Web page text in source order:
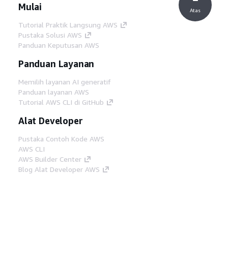
Mulai
Tutorial Praktik Langsung AWS
Pustaka Solusi AWS
Panduan Keputusan AWS
Panduan Layanan
Memilih layanan AI generatif
Panduan layanan AWS
Tutorial AWS CLI di GitHub
Alat Developer
Pustaka Contoh Kode AWS
AWS CLI
AWS Builder Center
Blog Alat Developer AWS
Atas